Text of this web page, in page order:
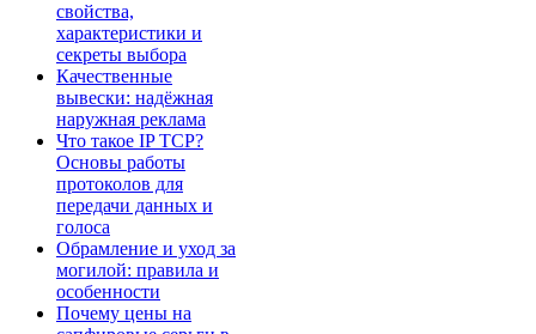
свойства,
характеристики и
секреты выбора
Качественные
вывески: надёжная
наружная реклама
Что такое IP TCP?
Основы работы
протоколов для
передачи данных и
голоса
Обрамление и уход за
могилой: правила и
особенности
Почему цены на